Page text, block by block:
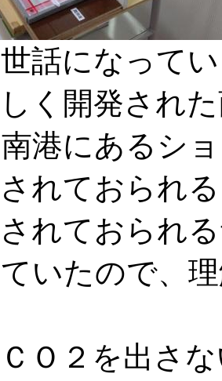
話になって
く開発され
港にあるシ
れておられ
れておられ
いたので、
Ｏ２を出さ